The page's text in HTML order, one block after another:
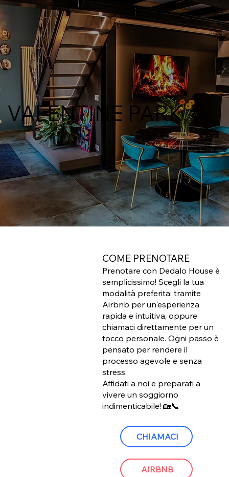
VALENTINE PARK
COME PRENOTARE
Prenotare con Dedalo House è
semplicissimo! Scegli la tua
modalità preferita: tramite
Airbnb per un'esperienza
rapida e intuitiva, oppure
chiamaci direttamente per un
tocco personale. Ogni passo è
pensato per rendere il
processo agevole e senza
stress.
Affidati a noi e preparati a
vivere un soggiorno
indimenticabile! 🏡📞
CHIAMACI
AIRBNB